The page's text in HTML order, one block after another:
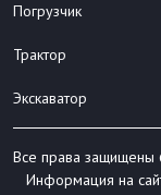
Погрузчик
Трактор
Экскаватор
Все права
Информация на